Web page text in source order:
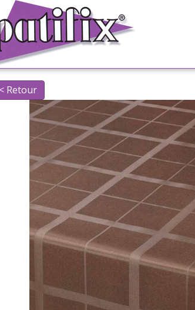
< Retour